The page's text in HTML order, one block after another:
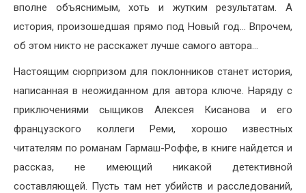
вполне объяснимым, хоть и жутким результатам. А
история, произошедшая прямо под Новый год… Впрочем,
об этом никто не расскажет лучше самого автора…
Настоящим сюрпризом для поклонников станет история,
написанная в неожиданном для автора ключе. Наряду с
приключениями сыщиков Алексея Кисанова и его
французского коллеги Реми, хорошо известных
читателям по романам Гармаш-Роффе, в книге найдется и
рассказ, не имеющий никакой детективной
составляющей. Пусть там нет убийств и расследований,